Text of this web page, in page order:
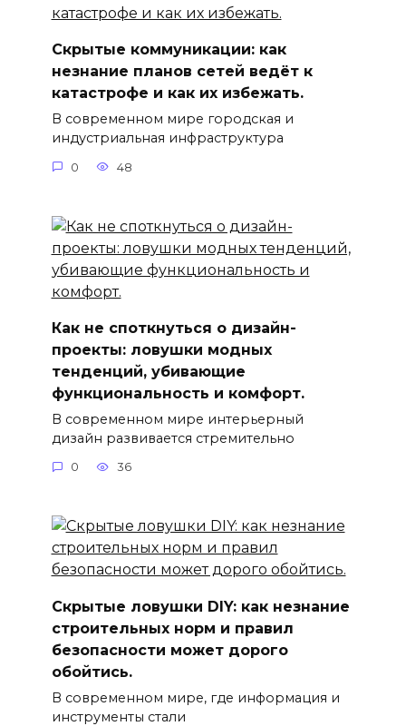
Скрытые коммуникации: как
незнание планов сетей ведёт к
катастрофе и как их избежать.
В современном мире городская и
индустриальная инфраструктура
0 48
Как не споткнуться о дизайн-
проекты: ловушки модных
тенденций, убивающие
функциональность и комфорт.
В современном мире интерьерный
дизайн развивается стремительно
0 36
Скрытые ловушки DIY: как незнание
строительных норм и правил
безопасности может дорого
обойтись.
В современном мире, где информация и
инструменты стали